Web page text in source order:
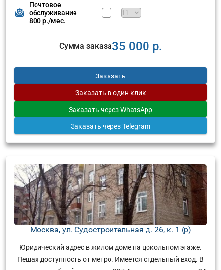
Почтовое
обслуживание
800 р./мес.
Сумма заказа35 000 р.
Заказать
Заказать в один клик
Заказать через WhatsApp
Заказать через Telegram
Москва, ул. Судостроительная д. 26, к. 1 (р)
Юридический адрес в жилом доме на цокольном этаже.
Пешая доступность от метро. Имеется отдельный вход. В